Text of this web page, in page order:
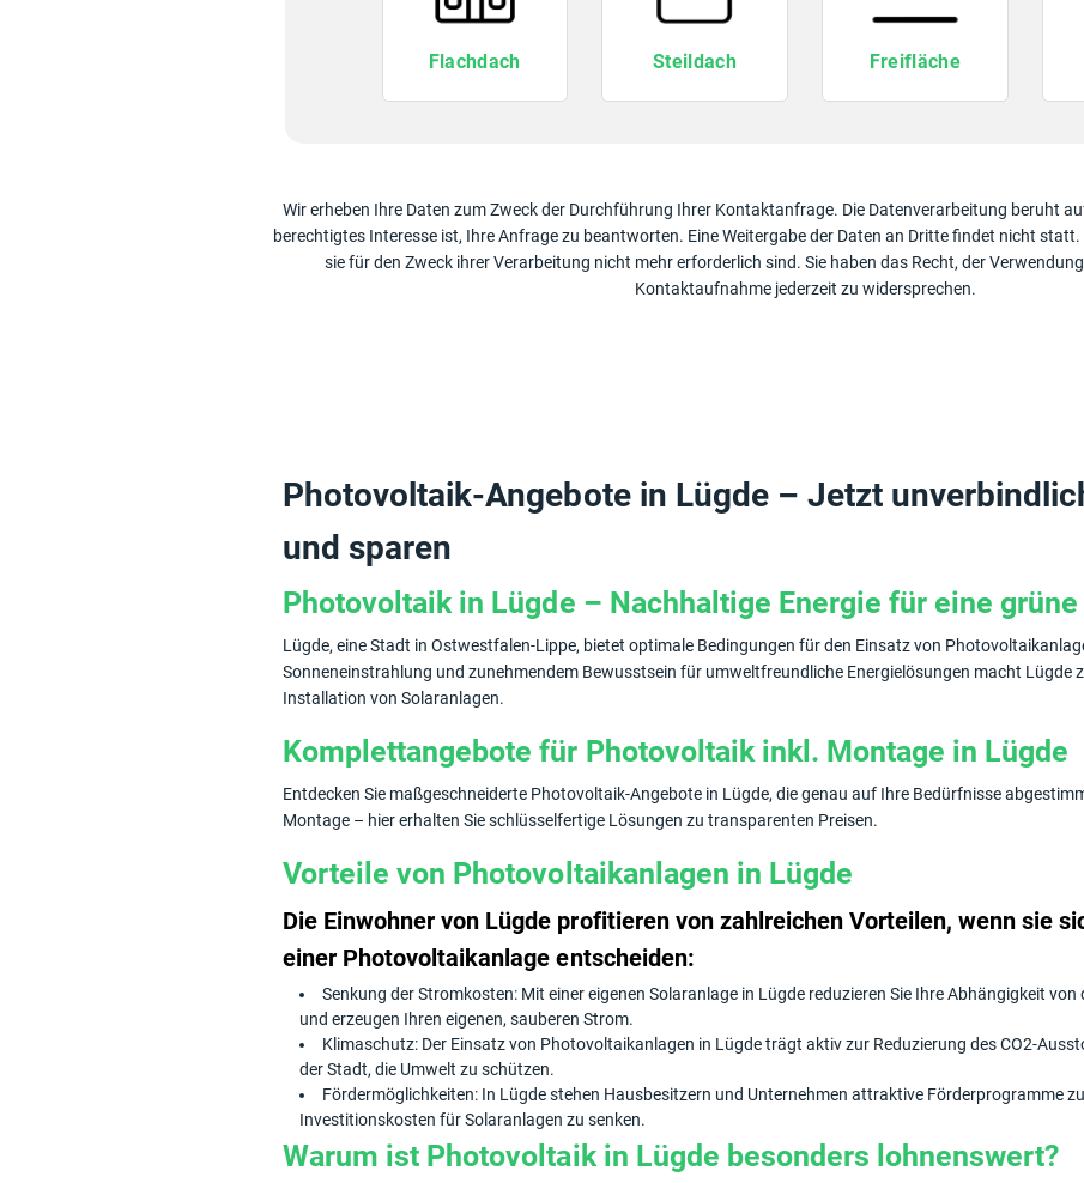
Flachdach Steildach Freifläche
Wir erheben Ihre Daten zum Zweck der Durchführung Ihrer Kontaktanfrage. Die Datenverarbeitung beruht
berechtigtes Interesse ist, Ihre Anfrage zu beantworten. Eine Weitergabe der Daten an Dritte findet nicht
sie für den Zweck ihrer Verarbeitung nicht mehr erforderlich sind. Sie haben das Recht, der
Kontaktaufnahme jederzeit zu widersprechen.
Photovoltaik-Angebote in Lügde – Jetzt
und sparen
Photovoltaik in Lügde – Nachhaltige Energie für eine
Lügde, eine Stadt in Ostwestfalen-Lippe, bietet optimale Bedingungen für den Einsatz von
Sonneneinstrahlung und zunehmendem Bewusstsein für umweltfreundliche Energielösungen macht Lügde
Installation von Solaranlagen.
Komplettangebote für Photovoltaik inkl. Montage in Lügde
Entdecken Sie maßgeschneiderte Photovoltaik-Angebote in Lügde, die genau auf Ihre Bedürfnisse
Montage – hier erhalten Sie schlüsselfertige Lösungen zu transparenten Preisen.
Vorteile von Photovoltaikanlagen in Lügde
Die Einwohner von Lügde profitieren von zahlreichen Vorteilen, wenn sie
einer Photovoltaikanlage entscheiden:
Senkung der Stromkosten: Mit einer eigenen Solaranlage in Lügde reduzieren Sie Ihre Abhängigkeit
und erzeugen Ihren eigenen, sauberen Strom.
Klimaschutz: Der Einsatz von Photovoltaikanlagen in Lügde trägt aktiv zur Reduzierung des CO2-
der Stadt, die Umwelt zu schützen.
Fördermöglichkeiten: In Lügde stehen Hausbesitzern und Unternehmen attraktive Förderprogramme
Investitionskosten für Solaranlagen zu senken.
Warum ist Photovoltaik in Lügde besonders lohnenswert?